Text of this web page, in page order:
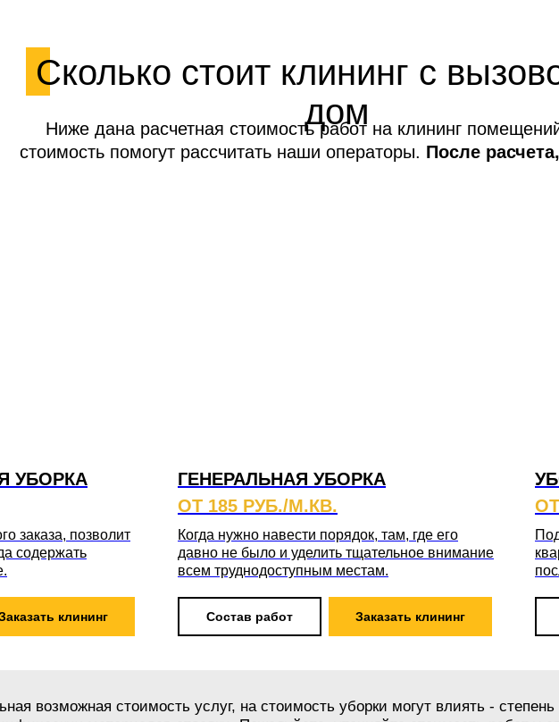
Сколько стоит клининг с
дом
Ниже дана расчетная стоимость работ на клининг
стоимость помогут рассчитать наши операторы. После
УБОРКА
заказа, позволит
содержать
клининг
ГЕНЕРАЛЬНАЯ УБОРКА
ОТ 185 РУБ./М.КВ.
Когда нужно навести порядок, там, где его
давно не было и уделить тщательное внимание
всем труднодоступным местам.
Состав работ Заказать клининг
возможная стоимость услуг, на стоимость уборки могут влиять - степень